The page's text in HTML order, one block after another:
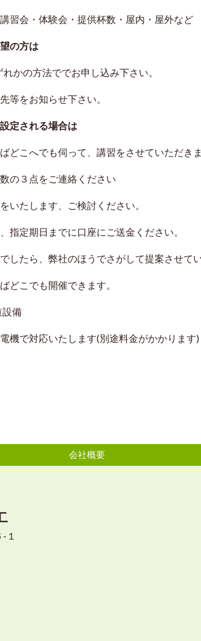
体験会・提供杯数・屋内・屋外など
の方は
の方法ででお申し込み下さい。
をお知らせ下さい。
定される場合は
へでも伺って、講習をさせていただき
３点をご連絡ください
たします、ご検討ください。
定期日までに口座にご送金ください。
たら、弊社のほうでさがして提案させてい
こでも開催できます。
備
で対応いたします(別途料金がかかります)
会社概要
１